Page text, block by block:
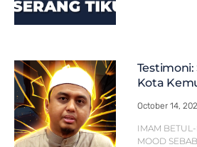
Testimoni:
Kota
October 14,
IMAM
MOOD